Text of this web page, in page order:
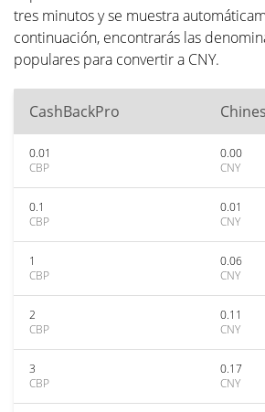
tres minutos y se muestra
continuación, encontrarás las
populares para convertir a CNY.
CashBackPro
0.01
CBP
0.00
CNY
0.1
CBP
0.01
CNY
1
CBP
0.06
CNY
2
CBP
0.11
CNY
3
CBP
0.17
CNY